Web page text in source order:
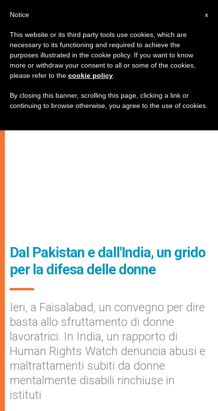
Dal Pakistan e dall'India, un grido
per la difesa delle donne
Ieri, a Faisalabad, un convegno per dire
basta allo sfruttamento di donne
lavoratrici. In India, un rapporto di
Human Rights Watch denuncia abusi e
maltrattamenti subiti da donne
mentalmente disabili rinchiuse in
istituti
x
Notice
This website or its third party tools use cookies, which are
necessary to its functioning and required to achieve the
purposes illustrated in the cookie policy. If you want to know
more or withdraw your consent to all or some of the cookies,
please refer to the cookie policy
By closing this banner, scrolling this page, clicking a link or
continuing to browse otherwise, you agree to the use of cookies.